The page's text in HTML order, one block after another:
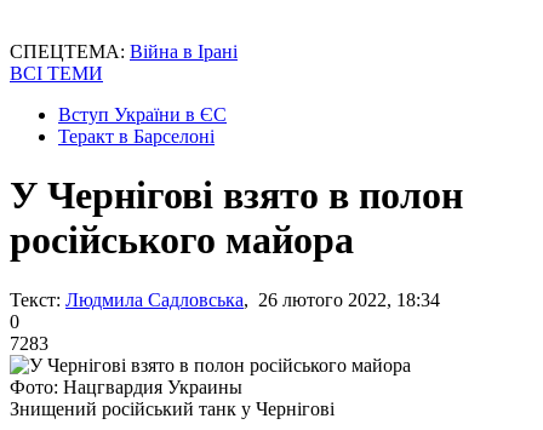
СПЕЦТЕМА: Війна в Ірані
ВСІ ТЕМИ
Вступ України в ЄС
Теракт в Барселоні
У Чернігові взято в полон
російського майора
Текст: Людмила Садловська, 26 лютого 2022, 18:34
0
7283
Фото: Нацгвардия Украины
Знищений російський танк у Чернігові